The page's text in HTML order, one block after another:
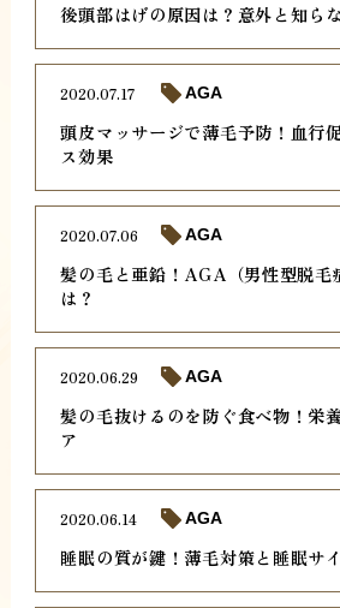
後頭部はげの原因は？意外と知ら
頭皮マッサージで薄毛予防！血行
ス効果
2020.07.17 AGA
髪の毛と亜鉛！AGA（男性型脱毛
は？
2020.07.06 AGA
髪の毛抜けるのを防ぐ食べ物！栄
ア
2020.06.29 AGA
睡眠の質が鍵！薄毛対策と睡眠サ
2020.06.14 AGA